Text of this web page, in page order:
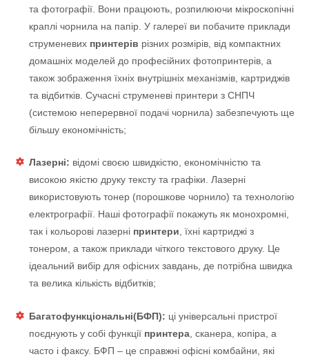
та фотографії. Вони працюють, розпилюючи мікроскопічні
краплі чорнила на папір. У галереї ви побачите приклади
струменевих принтерів різних розмірів, від компактних
домашніх моделей до професійних фотопринтерів, а
також зображення їхніх внутрішніх механізмів, картриджів
та відбитків. Сучасні струменеві принтери з СНПЧ
(системою неперервної подачі чорнила) забезпечують ще
більшу економічність;
Лазерні: відомі своєю швидкістю, економічністю та
високою якістю друку тексту та графіки. Лазерні
використовують тонер (порошкове чорнило) та технологію
електрографії. Наші фотографії покажуть як монохромні,
так і кольорові лазерні принтери, їхні картриджі з
тонером, а також приклади чіткого текстового друку. Це
ідеальний вибір для офісних завдань, де потрібна швидка
та велика кількість відбитків;
Багатофункціональні(БФП): ці універсальні пристрої
поєднують у собі функції принтера, сканера, копіра, а
часто і факсу. БФП – це справжні офісні комбайни, які